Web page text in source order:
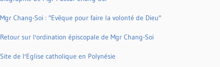
Mgr Chang-Soi : "Evêque pour faire la volonté de Dieu"
Retour sur l'ordination épiscopale de Mgr Chang-Soi
Site de l'Eglise catholique en Polynésie